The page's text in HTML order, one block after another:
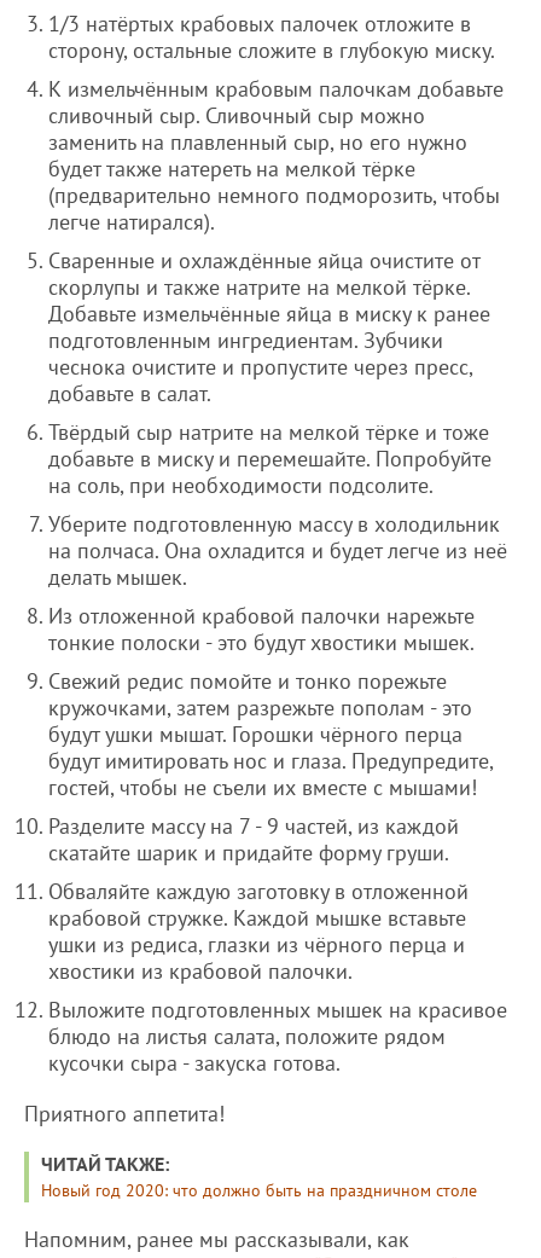
1/3 натёртых крабовых палочек отложите в
сторону, остальные сложите в глубокую миску.
К измельчённым крабовым палочкам добавьте
сливочный сыр. Сливочный сыр можно
заменить на плавленный сыр, но его нужно
будет также натереть на мелкой тёрке
(предварительно немного подморозить, чтобы
легче натирался).
Сваренные и охлаждённые яйца очистите от
скорлупы и также натрите на мелкой тёрке.
Добавьте измельчённые яйца в миску к ранее
подготовленным ингредиентам. Зубчики
чеснока очистите и пропустите через пресс,
добавьте в салат.
Твёрдый сыр натрите на мелкой тёрке и тоже
добавьте в миску и перемешайте. Попробуйте
на соль, при необходимости подсолите.
Уберите подготовленную массу в холодильник
на полчаса. Она охладится и будет легче из неё
делать мышек.
Из отложенной крабовой палочки нарежьте
тонкие полоски - это будут хвостики мышек.
Свежий редис помойте и тонко порежьте
кружочками, затем разрежьте пополам - это
будут ушки мышат. Горошки чёрного перца
будут имитировать нос и глаза. Предупредите,
гостей, чтобы не съели их вместе с мышами!
Разделите массу на 7 - 9 частей, из каждой
скатайте шарик и придайте форму груши.
Обваляйте каждую заготовку в отложенной
крабовой стружке. Каждой мышке вставьте
ушки из редиса, глазки из чёрного перца и
хвостики из крабовой палочки.
Выложите подготовленных мышек на красивое
блюдо на листья салата, положите рядом
кусочки сыра - закуска готова.
Приятного аппетита!
ЧИТАЙ ТАКЖЕ:
Новый год 2020: что должно быть на праздничном столе
Напомним, ранее мы рассказывали, как